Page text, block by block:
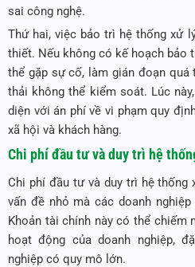
sai công nghệ.
Thứ hai, việc bảo trì hệ thống xử
thiết. Nếu không có kế hoạch bảo
thể gặp sự cố, làm gián đoạn quá
thải không thể kiểm soát. Lúc
diện với án phí về vi phạm quy
xã hội và khách hàng.
Chi phí đầu tư và duy trì hệ
Chi phí đầu tư và duy trì hệ
vấn đề nhỏ mà các doanh
Khoản tài chính này có thể chiếm
hoạt động của doanh nghiệp,
nghiệp có quy mô lớn.